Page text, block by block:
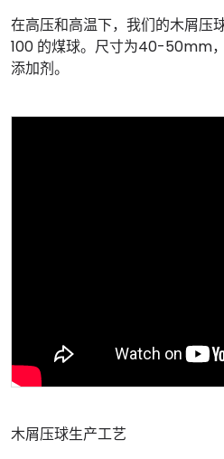
在高压和高温下，我们的木屑压
100 的煤球。尺寸为40-50mm
添加剂。
木屑压球生产工艺